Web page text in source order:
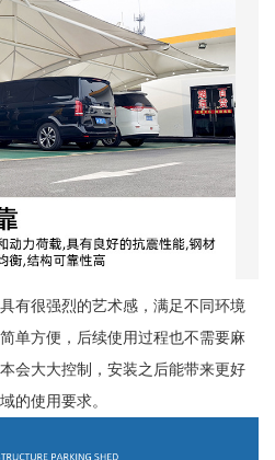
有很强烈的艺术感，满足不同环境
单方便，后续使用过程也不需要麻
会大大控制，安装之后能带来更好
的使用要求。